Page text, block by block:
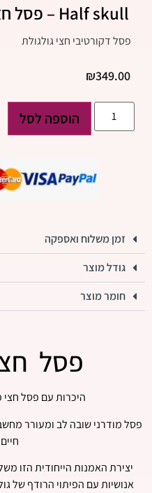
Half skull – פסל חצי גולגולת
פסל דקורטיבי חצי גולגולת
₪349.00
הוספה לסל
זמן משלוח ואספקה
גודל מוצר
חומר מוצר
פסל
היכרות עם פסל חצי
פסל מודרני שובה לב ומעורר
יצירת האמנות הייחודית הזו
אנושיות עם הפיתוי הרודף של